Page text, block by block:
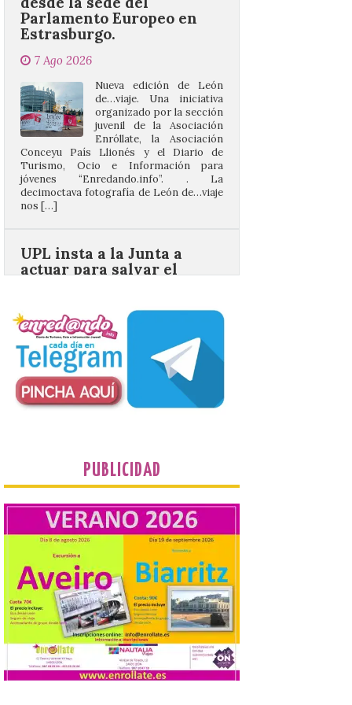
7 Ago 2026
Nueva edición de León
Enróllate, la Asociación
Conceyu País Llionés y el Diario de
Turismo, Ocio e Información para
jóvenes “Enredando.info”. . La
decimoctava fotografía de León de…viaje
nos […]
UPL insta a la Junta a
BIC en estado de ruina
7 Ago 2026
Cultural abandonado
desde 1949. Los
procuradores leonesistas
plantean que la Junta
contacte cuanto antes con los
propietarios para exigirles medidas
inmediatas que frenen el deterioro y el
riesgo de colapso. Los procuradores de
La Universidad de León
distribuye folletos con la
programación del evento
del eclipse solar que
organiza con la ESA y el
Ayuntamiento
7 Ago 2026
Los materiales ya pueden
recogerse gratuitamente
en la Oficina de
Información Turística de
León e incluyen, además
del programa del evento, una guía
práctica con recomendaciones
PUBLICIDAD